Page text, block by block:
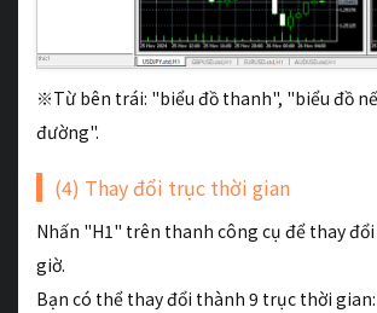
※Từ bên trái: "biểu đồ thanh", "biểu đồ
đường".
(4) Thay đổi trục thời gian
Nhấn "H1" trên thanh công cụ để thay đổi
giờ.
Bạn có thể thay đổi thành 9 trục thời